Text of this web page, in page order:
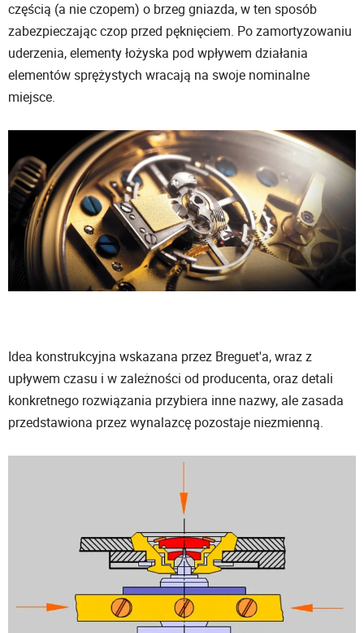
częścią (a nie czopem) o brzeg gniazda, w ten sposób
zabezpieczając czop przed pęknięciem. Po zamortyzowaniu
uderzenia, elementy łożyska pod wpływem działania
elementów sprężystych wracają na swoje nominalne
miejsce.
Idea konstrukcyjna wskazana przez Breguet'a, wraz z
upływem czasu i w zależności od producenta, oraz detali
konkretnego rozwiązania przybiera inne nazwy, ale zasada
przedstawiona przez wynalazcę pozostaje niezmienną.